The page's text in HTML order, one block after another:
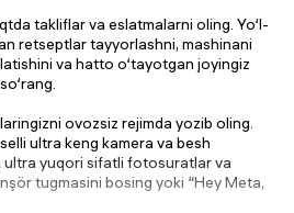
takliflar va eslatmalarni oling. Yo‘l-
retseptlar tayyorlashni, mashinani
va hatto o‘tayotgan joyingiz
ovozsiz rejimda yozib oling.
ultra keng kamera va besh
yuqori sifatli fotosuratlar va
tugmasini bosing yoki “Hey Meta,